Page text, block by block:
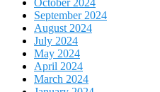
September 2024
August 2024
July 2024
May 2024
April 2024
March 2024